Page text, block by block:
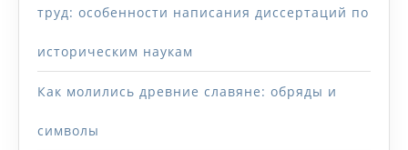
труд: особенности написания диссертаций по
историческим наукам
Как молились древние славяне: обряды и
символы